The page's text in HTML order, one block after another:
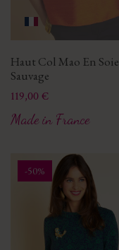
Haut Col Mao En Soie
Sauvage
Prix
119,00 €
Made in France
-50%